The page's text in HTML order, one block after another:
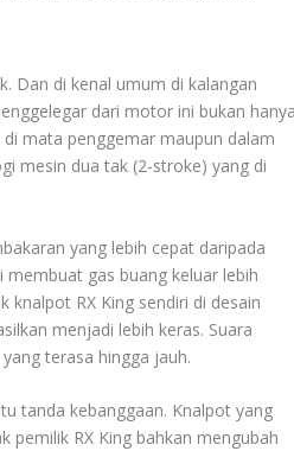
Dan di kenal umum di kalangan
dari motor ini bukan
mata penggemar maupun dalam
mesin dua tak (2-stroke) yang di
yang lebih cepat daripada
gas buang keluar lebih
knalpot RX King sendiri di desain
menjadi lebih keras. Suara
terasa hingga jauh.
tanda kebanggaan. Knalpot yang
pemilik RX King bahkan mengubah